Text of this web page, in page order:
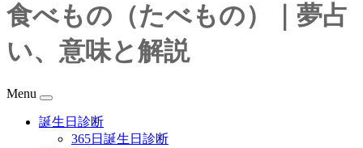
食べもの（たべもの）｜夢占
い、意味と解説
Menu
誕生日診断
365日誕生日診断